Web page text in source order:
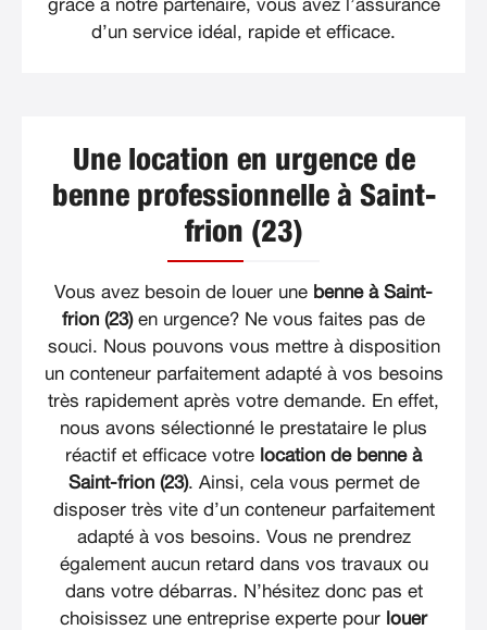
grâce à notre partenaire, vous avez l’assurance
d’un service idéal, rapide et efficace.
Une location en urgence de
benne professionnelle à Saint-
frion (23)
Vous avez besoin de louer une benne à Saint-
frion (23)en urgence? Ne vous faites pas de
souci. Nous pouvons vous mettre à disposition
un conteneur parfaitement adapté à vos besoins
très rapidement après votre demande. En effet,
nous avons sélectionné le prestataire le plus
réactif et efficace votre location de benne à
Saint-frion (23). Ainsi, cela vous permet de
disposer très vite d’un conteneur parfaitement
adapté à vos besoins. Vous ne prendrez
également aucun retard dans vos travaux ou
dans votre débarras. N’hésitez donc pas et
choisissez une entreprise experte pour louer